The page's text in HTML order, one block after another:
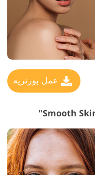
عمل بورتريه